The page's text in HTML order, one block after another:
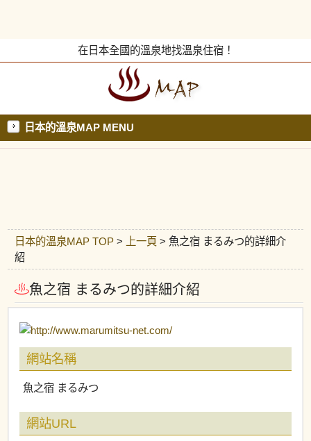
在日本全國的溫泉地找溫泉住宿！
日本的溫泉MAP MENU
日本的溫泉MAP TOP > 上一頁 > 魚之宿 まるみつ的詳細介
紹
魚之宿 まるみつ的詳細介紹
網站名稱
魚之宿 まるみつ
網站URL